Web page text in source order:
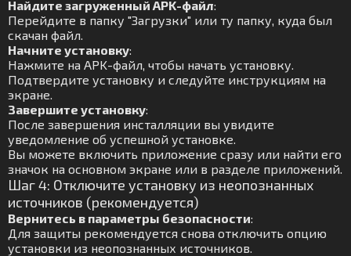
Найдите загруженный APK-файл:
Перейдите в папку "Загрузки" или ту папку, куда был
скачан файл.
Начните установку:
Нажмите на APK-файл, чтобы начать установку.
Подтвердите установку и следуйте инструкциям на
экране.
Завершите установку:
После завершения инсталляции вы увидите
уведомление об успешной установке.
Вы можете включить приложение сразу или найти его
значок на основном экране или в разделе приложений.
Шаг 4: Отключите установку из неопознанных
источников (рекомендуется)
Вернитесь в параметры безопасности:
Для защиты рекомендуется снова отключить опцию
установки из неопознанных источников.